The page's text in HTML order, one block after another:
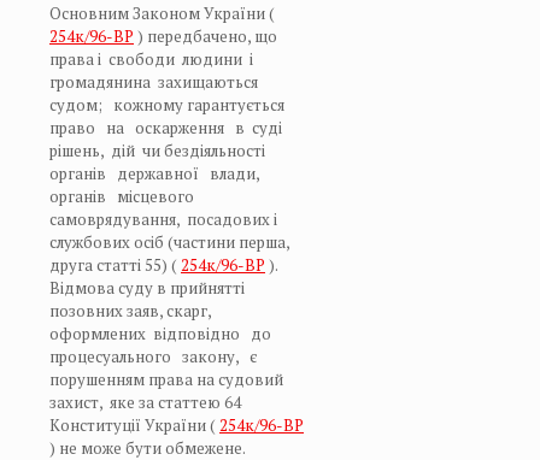
Основним Законом України (
254к/96-ВР ) передбачено, що
права і свободи людини і
громадянина захищаються
судом; кожному гарантується
право на оскарження в суді
рішень, дій чи бездіяльності
органів державної влади,
органів місцевого
самоврядування, посадових і
службових осіб (частини перша,
друга статті 55) ( 254к/96-ВР ).
Відмова суду в прийнятті
позовних заяв, скарг,
оформлених відповідно до
процесуального закону, є
порушенням права на судовий
захист, яке за статтею 64
Конституції України ( 254к/96-ВР
) не може бути обмежене.